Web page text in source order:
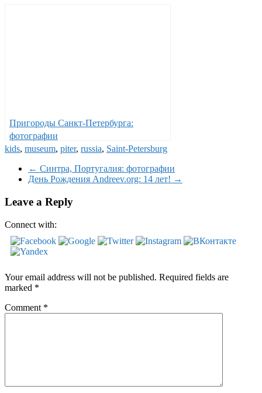
Пригороды Санкт-Петербурга:
фотографии
kids, museum, piter, russia, Saint-Petersburg
← Синтра, Португалия: фотографии
День Рождения Andreev.org: 14 лет! →
Leave a Reply
Connect with:
Your email address will not be published. Required fields are
marked *
Comment *